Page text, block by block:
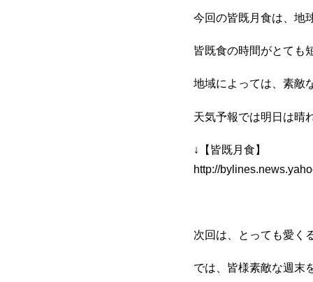
今回の皆既月食は、地
皆既食の時間がとても
地域によっては、素敵
天気予報では明日は晴
↓【皆既月食】
http://
次回は、とっても愛く
では、皆様素敵な週末